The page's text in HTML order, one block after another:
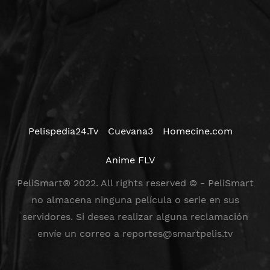
Pelispedia24.Tv Cuevana3 Homecine.com
Anime FLV
PeliSmart® 2022. All rights reserved © - PeliSmart
no almacena ninguna película o serie en sus
servidores. Si desea realizar alguna reclamación
envíe un correo a reportes@smartpelis.tv